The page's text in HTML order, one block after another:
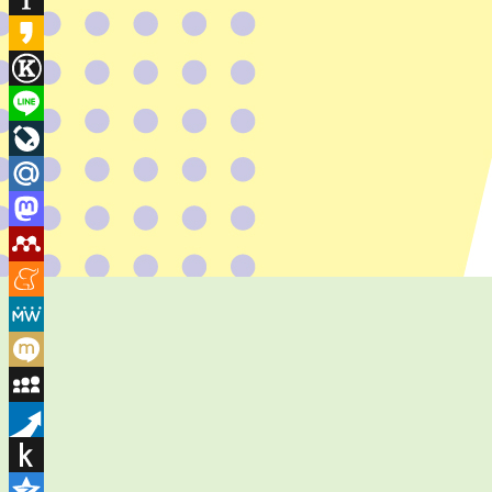
Instapaper
Kakao
Known
Line
LiveJournal
Mail.Ru
Mastodon
Mendeley
Meneame
MeWe
Mixi
MySpace
Pusha